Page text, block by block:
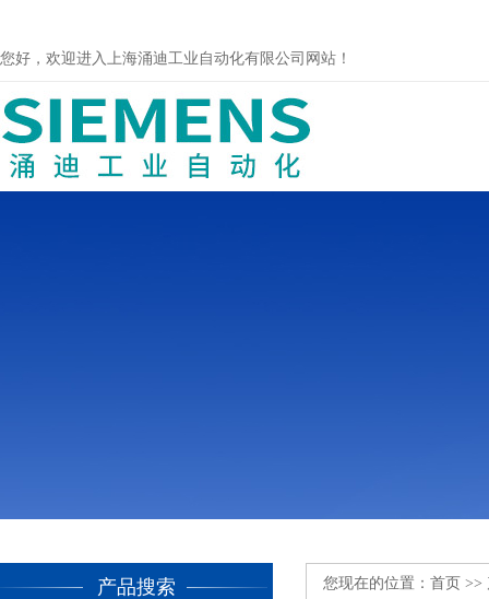
您好，欢迎进入上海涌迪工业自动化有限公司网站！
产品搜索 您现在的位置： 首页 >>